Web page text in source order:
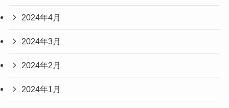
2024年4月
2024年3月
2024年2月
2024年1月